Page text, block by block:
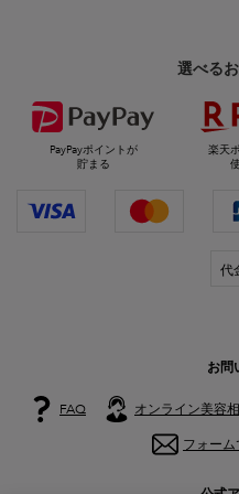
選べる
PayPayポイントが
貯まる
楽天
代
お問
FAQ オンライン美容
フォー